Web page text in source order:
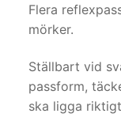
Flera
mörker.
Ställbart vid
passform,
ska ligga